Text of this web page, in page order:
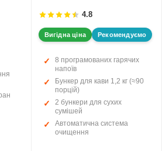
4.8
Вигідна ціна Рекомендуємо
8 програмованих гарячих
напоїв
Бункер для кави 1,2 кг (≈90
порцій)
2 бункери для сухих
сумішей
Автоматична система
очищення